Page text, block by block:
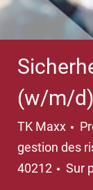
(w/m/d)
TK Maxx
gestion des
40212
Sur